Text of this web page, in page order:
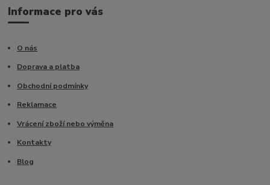
Informace pro vás
O nás
Doprava a platba
Obchodní podmínky
Reklamace
Vrácení zboží nebo výměna
Kontakty
Blog